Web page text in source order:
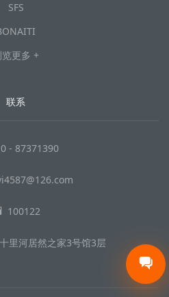
SFS
更多 +
联系
- 87371390
100122
里河居然之家3号馆3层